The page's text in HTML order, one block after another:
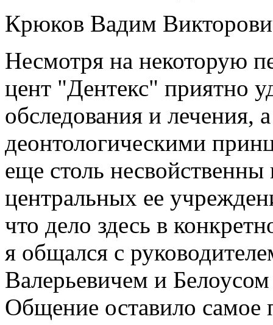
Крюков Вадим
Несмотря на некоторую
цент "Дентекс" приятно
обследования и лечения,
деонтологическими
еще столь
центральных ее
что дело здесь в
я общался с
Валерьевичем и
Общение оставило самое